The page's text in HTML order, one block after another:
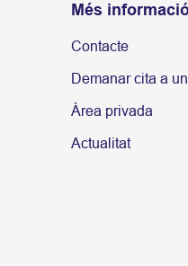
Més
Contacte
Demanar cita a
Àrea privada
Actualitat